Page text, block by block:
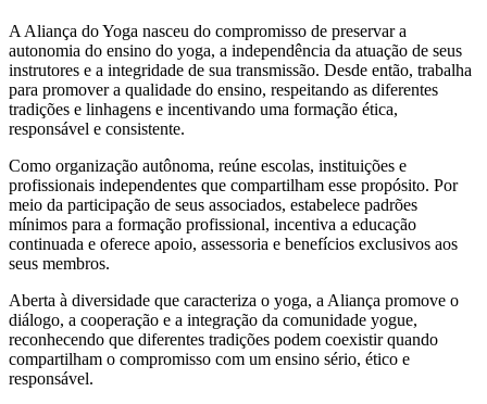
A Aliança do Yoga nasceu do compromisso de preservar a
autonomia do ensino do yoga, a independência da atuação de seus
instrutores e a integridade de sua transmissão. Desde então, trabalha
para promover a qualidade do ensino, respeitando as diferentes
tradições e linhagens e incentivando uma formação ética,
responsável e consistente.
Como organização autônoma, reúne escolas, instituições e
profissionais independentes que compartilham esse propósito. Por
meio da participação de seus associados, estabelece padrões
mínimos para a formação profissional, incentiva a educação
continuada e oferece apoio, assessoria e benefícios exclusivos aos
seus membros.
Aberta à diversidade que caracteriza o yoga, a Aliança promove o
diálogo, a cooperação e a integração da comunidade yogue,
reconhecendo que diferentes tradições podem coexistir quando
compartilham o compromisso com um ensino sério, ético e
responsável.